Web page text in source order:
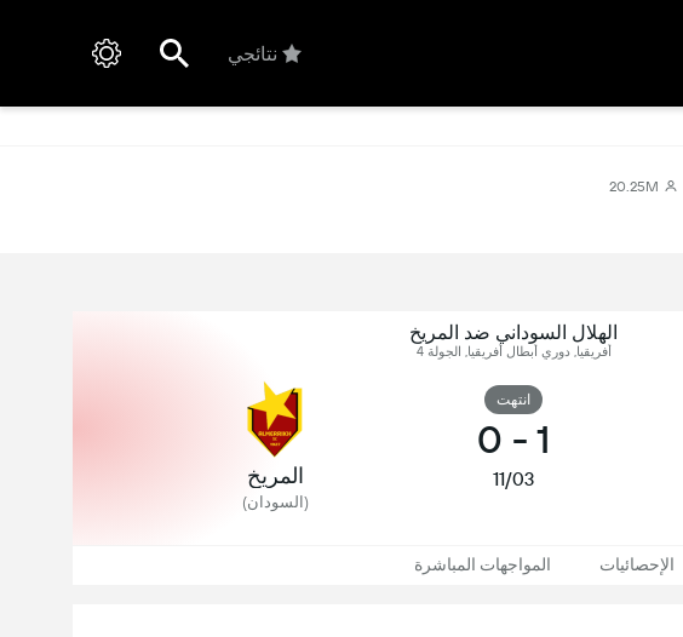
نتائجي
20.25M
الهلال السوداني ضد المريخ
أفريقيا, دوري أبطال أفريقيا, الجولة 4
انتهت
1
-
0
11/03 المريخ
(السودان)
الإحصائيات المواجهات المباشرة